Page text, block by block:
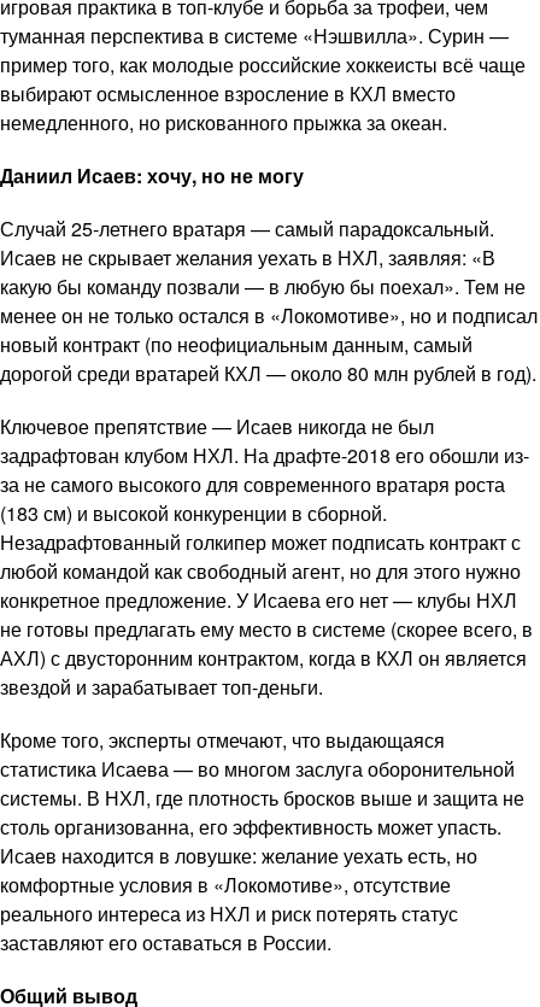
игровая практика в топ-клубе и борьба за трофеи, чем
туманная перспектива в системе «Нэшвилла». Сурин —
пример того, как молодые российские хоккеисты всё чаще
выбирают осмысленное взросление в КХЛ вместо
немедленного, но рискованного прыжка за океан.
Даниил Исаев: хочу, но не могу
Случай 25-летнего вратаря — самый парадоксальный.
Исаев не скрывает желания уехать в НХЛ, заявляя: «В
какую бы команду позвали — в любую бы поехал». Тем не
менее он не только остался в «Локомотиве», но и подписал
новый контракт (по неофициальным данным, самый
дорогой среди вратарей КХЛ — около 80 млн рублей в год).
Ключевое препятствие — Исаев никогда не был
задрафтован клубом НХЛ. На драфте-2018 его обошли из-
за не самого высокого для современного вратаря роста
(183 см) и высокой конкуренции в сборной.
Незадрафтованный голкипер может подписать контракт с
любой командой как свободный агент, но для этого нужно
конкретное предложение. У Исаева его нет — клубы НХЛ
не готовы предлагать ему место в системе (скорее всего, в
АХЛ) с двусторонним контрактом, когда в КХЛ он является
звездой и зарабатывает топ-деньги.
Кроме того, эксперты отмечают, что выдающаяся
статистика Исаева — во многом заслуга оборонительной
системы. В НХЛ, где плотность бросков выше и защита не
столь организованна, его эффективность может упасть.
Исаев находится в ловушке: желание уехать есть, но
комфортные условия в «Локомотиве», отсутствие
реального интереса из НХЛ и риск потерять статус
заставляют его оставаться в России.
Общий вывод